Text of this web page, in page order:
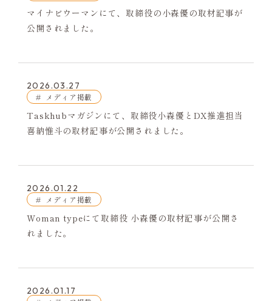
マイナビウーマンにて、取締役の小森優の取材記事が
公開されました。
2026.03.27
メディア掲載
Taskhubマガジンにて、取締役小森優とDX推進担当
喜納惟斗の取材記事が公開されました。
2026.01.22
メディア掲載
Woman typeにて取締役 小森優の取材記事が公開さ
れました。
2026.01.17